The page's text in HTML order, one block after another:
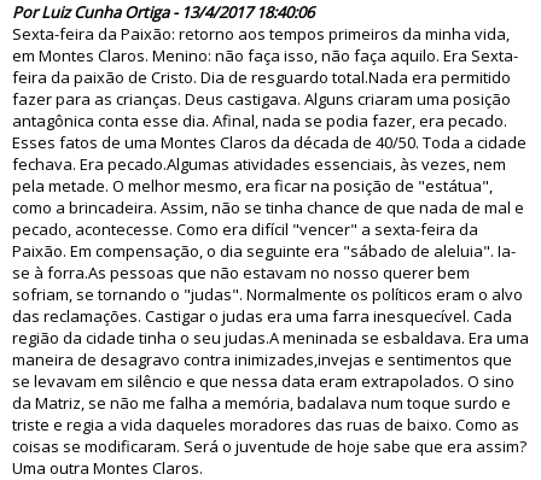
Por Luiz Cunha Ortiga - 13/4/2017 18:40:06
Sexta-feira da Paixão: retorno aos tempos primeiros da minha vida,
em Montes Claros. Menino: não faça isso, não faça aquilo. Era Sexta-
feira da paixão de Cristo. Dia de resguardo total.Nada era permitido
fazer para as crianças. Deus castigava. Alguns criaram uma posição
antagônica conta esse dia. Afinal, nada se podia fazer, era pecado.
Esses fatos de uma Montes Claros da década de 40/50. Toda a cidade
fechava. Era pecado.Algumas atividades essenciais, às vezes, nem
pela metade. O melhor mesmo, era ficar na posição de "estátua",
como a brincadeira. Assim, não se tinha chance de que nada de mal e
pecado, acontecesse. Como era difícil "vencer" a sexta-feira da
Paixão. Em compensação, o dia seguinte era "sábado de aleluia". Ia-
se à forra.As pessoas que não estavam no nosso querer bem
sofriam, se tornando o "judas". Normalmente os políticos eram o alvo
das reclamações. Castigar o judas era uma farra inesquecível. Cada
região da cidade tinha o seu judas.A meninada se esbaldava. Era uma
maneira de desagravo contra inimizades,invejas e sentimentos que
se levavam em silêncio e que nessa data eram extrapolados. O sino
da Matriz, se não me falha a memória, badalava num toque surdo e
triste e regia a vida daqueles moradores das ruas de baixo. Como as
coisas se modificaram. Será o juventude de hoje sabe que era assim?
Uma outra Montes Claros.